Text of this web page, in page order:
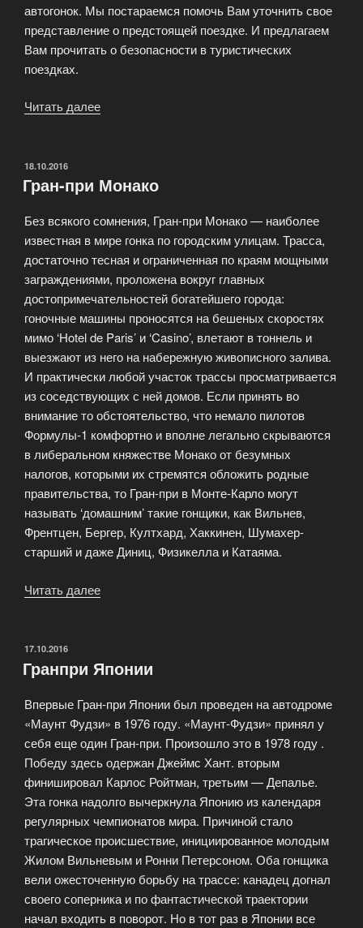
автогонок. Мы постараемся помочь Вам уточнить свое
представление о предстоящей поездке. И предлагаем
Вам прочитать о безопасности в туристических
поездках.
Читать далее
ОПУБЛИКОВАНО
18.10.2016
Гран-при Монако
Без всякого сомнения, Гран-при Монако — наиболее
известная в мире гонка по городским улицам. Трасса,
достаточно тесная и ограниченная по краям мощными
заграждениями, проложена вокруг главных
достопримечательностей богатейшего города:
гоночные машины проносятся на бешеных скоростях
мимо ‘Hotel de Paris’ и ‘Casino’, влетают в тоннель и
выезжают из него на набережную живописного залива.
И практически любой участок трассы просматривается
из соседствующих с ней домов. Если принять во
внимание то обстоятельство, что немало пилотов
Формулы-1 комфортно и вполне легально скрываются
в либеральном княжестве Монако от безумных
налогов, которыми их стремятся обложить родные
правительства, то Гран-при в Монте-Карло могут
называть ‘домашним’ такие гонщики, как Вильнев,
Френтцен, Бергер, Култхард, Хаккинен, Шумахер-
старший и даже Диниц, Физикелла и Катаяма.
Читать далее
ОПУБЛИКОВАНО
17.10.2016
Гранпри Японии
Впервые Гран-при Японии был проведен на автодроме
«Маунт Фудзи» в 1976 году. «Маунт-Фудзи» принял у
себя еще один Гран-при. Произошло это в 1978 году .
Победу здесь одержан Джеймс Хант. вторым
финишировал Карлос Ройтман, третьим — Депалье.
Эта гонка надолго вычеркнула Японию из календаря
регулярных чемпионатов мира. Причиной стало
трагическое происшествие, инициированное молодым
Жилом Вильневым и Ронни Петерсоном. Оба гонщика
вели ожесточенную борьбу на трассе: канадец догнал
своего соперника и по фантастической траектории
начал входить в поворот. Но в тот раз в Японии все